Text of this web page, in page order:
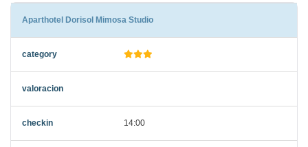
Aparthotel Dorisol Mimosa Studio
14:00